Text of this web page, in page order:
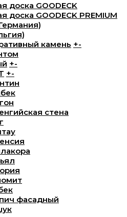
доска GOODECK
доска GOODECK PREMIUM
камень +-
+-
+-
стена
фасадный